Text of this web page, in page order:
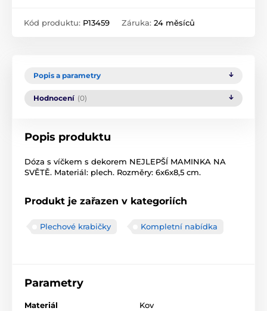
Kód produktu: P13459 Záruka: 24 měsíců
Popis a parametry
Hodnocení (0)
Popis produktu
Dóza s víčkem s dekorem NEJLEPŠÍ MAMINKA NA
SVĚTĚ. Materiál: plech. Rozměry: 6x6x8,5 cm.
Produkt je zařazen v kategoriích
Plechové krabičky Kompletní nabídka
Parametry
Materiál Kov